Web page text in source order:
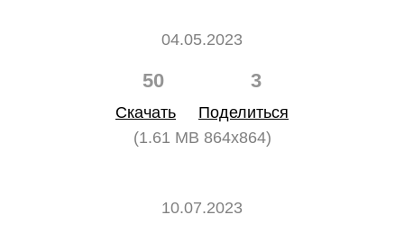
04.05.2023
50 3
Скачать
Поделиться
(1.61 MB 864x864)
10.07.2023